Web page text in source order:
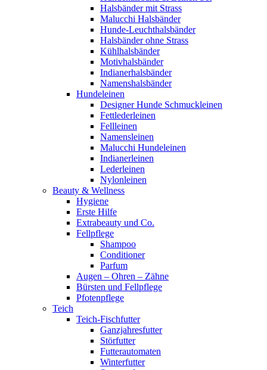
Halsbänder mit Strass
Malucchi Halsbänder
Hunde-Leuchthalsbänder
Halsbänder ohne Strass
Kühlhalsbänder
Motivhalsbänder
Indianerhalsbänder
Namenshalsbänder
Hundeleinen
Designer Hunde Schmuckleinen
Fettlederleinen
Fellleinen
Namensleinen
Malucchi Hundeleinen
Indianerleinen
Lederleinen
Nylonleinen
Beauty & Wellness
Hygiene
Erste Hilfe
Extrabeauty und Co.
Fellpflege
Shampoo
Conditioner
Parfum
Augen – Ohren – Zähne
Bürsten und Fellpflege
Pfotenpflege
Teich
Teich-Fischfutter
Ganzjahresfutter
Störfutter
Futterautomaten
Winterfutter